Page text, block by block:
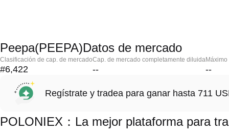
Peepa(PEEPA)Datos de mercado
Clasificación de cap. de mercado
#6,422
Cap. de mercado completamente diluida
-- --
Regístrate y tradea para ganar hasta 711
POLONIEX：La mejor plataforma para